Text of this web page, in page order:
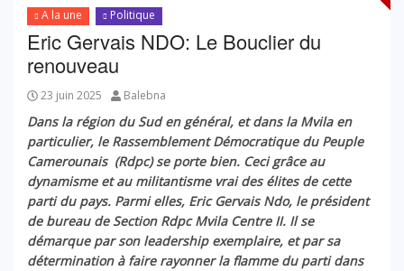
A la une Politique
Eric Gervais NDO: Le Bouclier du
renouveau
23 juin 2025 Balebna
Dans la région du Sud en général, et dans la Mvila en
particulier, le Rassemblement Démocratique du Peuple
Camerounais (Rdpc) se porte bien. Ceci grâce au
dynamisme et au militantisme vrai des élites de cette
parti du pays. Parmi elles, Eric Gervais Ndo, le président
de bureau de Section Rdpc Mvila Centre II. Il se
démarque par son leadership exemplaire, et par sa
détermination à faire rayonner la flamme du partidans